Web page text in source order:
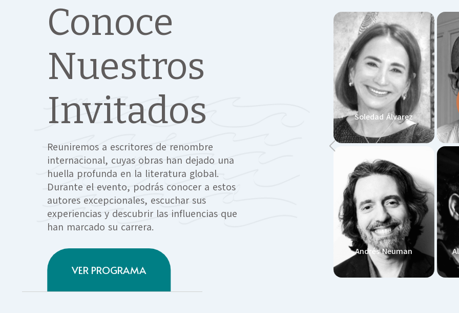
Conoce
Nuestros
Invitados
Reuniremos a escritores de renombre
internacional, cuyas obras han dejado una
huella profunda en la literatura global.
Durante el evento, podrás conocer a estos
autores excepcionales, escuchar sus
experiencias y descubrir las influencias que
han marcado su carrera.
VER PROGRAMA
Soledad Álvarez
Andrés Neuman